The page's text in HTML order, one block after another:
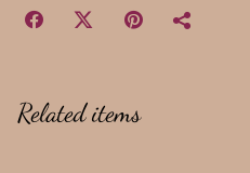
Related items